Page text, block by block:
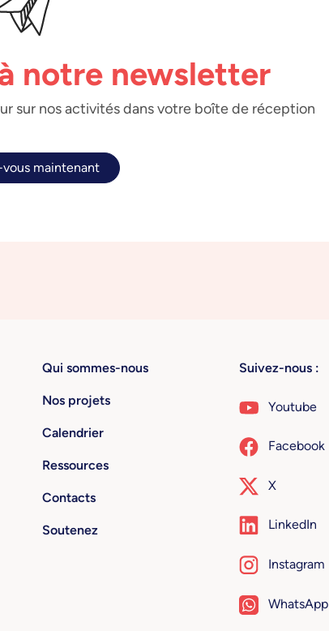
notre newsletter
sur nos activités dans votre boîte de réception
maintenant
Qui sommes-nous
Nos projets
Calendrier
Ressources
Contacts
Soutenez
Suivez-nous :
Youtube
Facebook
X
LinkedIn
Instagram
WhatsApp